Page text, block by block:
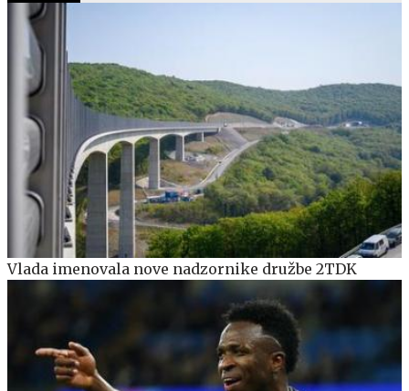
Vlada imenovala nove nadzornike družbe 2TDK